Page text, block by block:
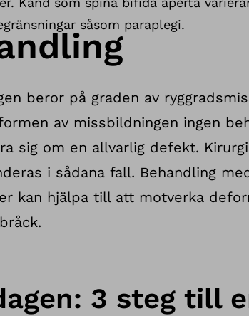
såsom paraplegi.
beror på graden av
av missbildningen ingen
sig om en allvarlig defekt.
i sådana fall. Behandling
kan hjälpa till att motverka
3 steg till